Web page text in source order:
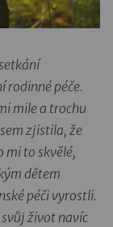
rodinné péče.
mile a trochu
zjistila, že
mi to skvělé,
dětem
péči vyrostli.
život navíc